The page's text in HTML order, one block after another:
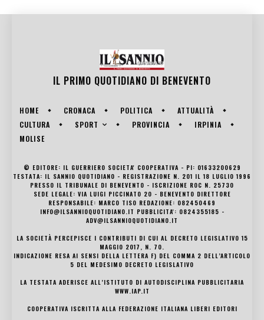
IL PRIMO QUOTIDIANO DI BENEVENTO
HOME CRONACA POLITICA
ATTUALITÀ
CULTURA
SPORT PROVINCIA
IRPINIA
MOLISE
© EDITORE: IL GUERRIERO SOCIETA' COOPERATIVA - PI: 01633200629
TESTATA: IL SANNIO QUOTIDIANO - REGISTRAZIONE N. 201 IL 18 LUGLIO 1996
PRESSO IL TRIBUNALE DI BENEVENTO - ISCRIZIONE ROC N. 25730
SEDE LEGALE: VIA LUIGI PICCINATO 20 - BENEVENTO DIRETTORE
RESPONSABILE: MARCO TISO REDAZIONE: 082450469
INFO@ILSANNIOQUOTIDIANO.IT PUBBLICITA': 0824355185 -
ADV@ILSANNIOQUOTIDIANO.IT
LA SOCIETÀ PERCEPISCE I CONTRIBUTI DI CUI AL DECRETO LEGISLATIVO 15
MAGGIO 2017, N. 70.
INDICAZIONE RESA AI SENSI DELLA LETTERA F) DEL COMMA 2 DELL’ARTICOLO
5 DEL MEDESIMO DECRETO LEGISLATIVO
LA TESTATA ADERISCE ALL’ISTITUTO DI AUTODISCIPLINA PUBBLICITARIA
WWW.IAP.IT
COOPERATIVA ISCRITTA ALLA FEDERAZIONE ITALIANA LIBERI EDITORI